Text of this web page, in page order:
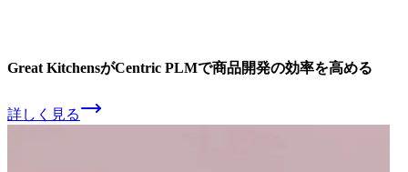
Great KitchensがCentric PLMで商品開発の効率を高める
詳しく見る